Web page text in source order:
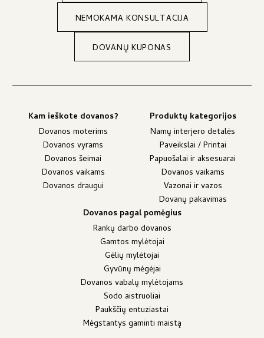
NEMOKAMA KONSULTACIJA
DOVANŲ KUPONAS
Kam ieškote dovanos?
Dovanos moterims
Dovanos vyrams
Dovanos šeimai
Dovanos vaikams
Dovanos draugui
Produktų kategorijos
Namų interjero detalės
Paveikslai / Printai
Papuošalai ir aksesuarai
Dovanos vaikams
Vazonai ir vazos
Dovanų pakavimas
Dovanos pagal pomėgius
Rankų darbo dovanos
Gamtos mylėtojai
Gėlių mylėtojai
Gyvūnų mėgėjai
Dovanos vabalų mylėtojams
Sodo aistruoliai
Paukščių entuziastai
Mėgstantys gaminti maistą